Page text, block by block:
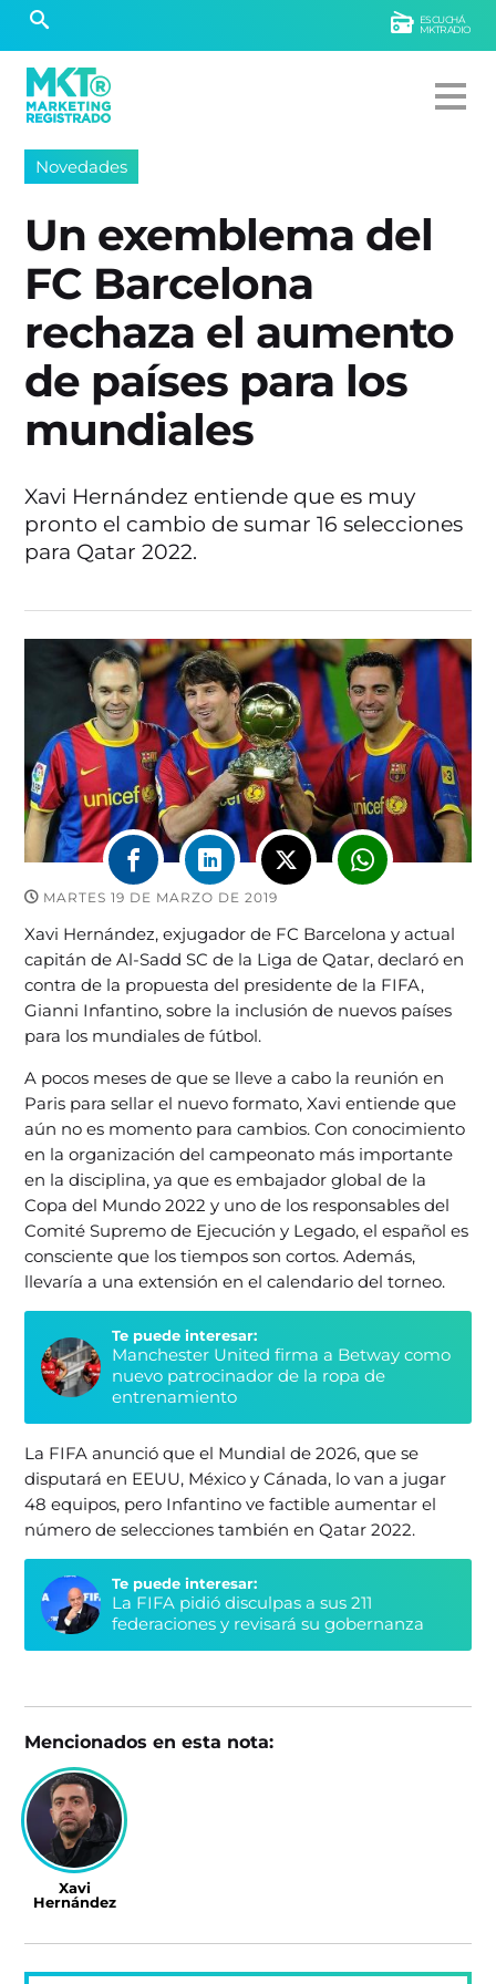
ESCUCHÁ
MKTRADIO
Novedades
Un exemblema del
FC Barcelona
rechaza el aumento
de países para los
mundiales
Xavi Hernández entiende que es muy
pronto el cambio de sumar 16 selecciones
para Qatar 2022.
MARTES 19 DE MARZO DE 2019
Xavi Hernández, exjugador de FC Barcelona y actual
capitán de Al-Sadd SC de la Liga de Qatar, declaró en
contra de la propuesta del presidente de la FIFA,
Gianni Infantino, sobre la inclusión de nuevos países
para los mundiales de fútbol.
A pocos meses de que se lleve a cabo la reunión en
Paris para sellar el nuevo formato, Xavi entiende que
aún no es momento para cambios. Con conocimiento
en la organización del campeonato más importante
en la disciplina, ya que es embajador global de la
Copa del Mundo 2022 y uno de los responsables del
Comité Supremo de Ejecución y Legado, el español es
consciente que los tiempos son cortos. Además,
llevaría a una extensión en el calendario del torneo.
Te puede interesar:
Manchester United firma a Betway como
nuevo patrocinador de la ropa de
entrenamiento
La FIFA anunció que el Mundial de 2026, que se
disputará en EEUU, México y Cánada, lo van a jugar
48 equipos, pero Infantino ve factible aumentar el
número de selecciones también en Qatar 2022.
Te puede interesar:
La FIFA pidió disculpas a sus 211
federaciones y revisará su gobernanza
Mencionados en esta nota:
Xavi
Hernández